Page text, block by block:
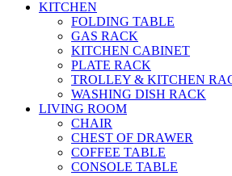
KITCHEN
FOLDING TABLE
GAS RACK
KITCHEN CABINET
PLATE RACK
TROLLEY & KITCHEN
WASHING DISH RACK
LIVING ROOM
CHAIR
CHEST OF DRAWER
COFFEE TABLE
CONSOLE TABLE